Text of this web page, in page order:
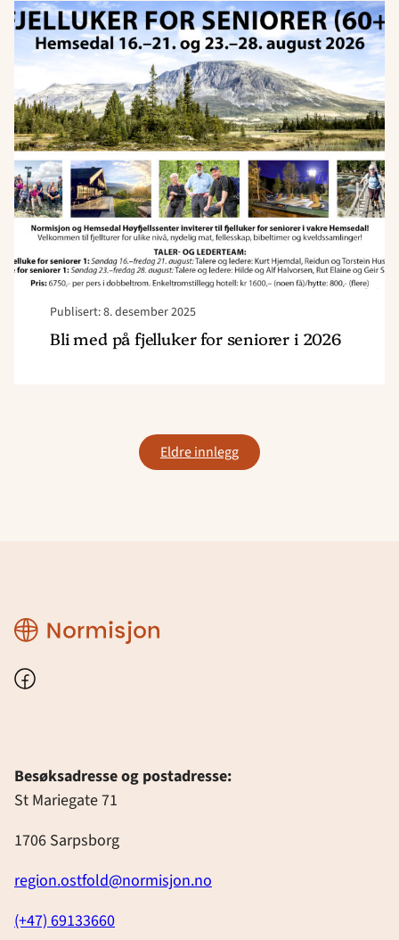
Publisert: 8. desember 2025
Bli med på fjelluker for seniorer i 2026
Read
article
"Bli
med
på
fjelluker
for
seniorer
i
2026"
Innleggnavigasjon
Eldre innlegg
Region
Østfold
Facebook
Besøksadresse og postadresse:
St Mariegate 71
1706 Sarpsborg
region.ostfold@normisjon.no
(+47) 69133660